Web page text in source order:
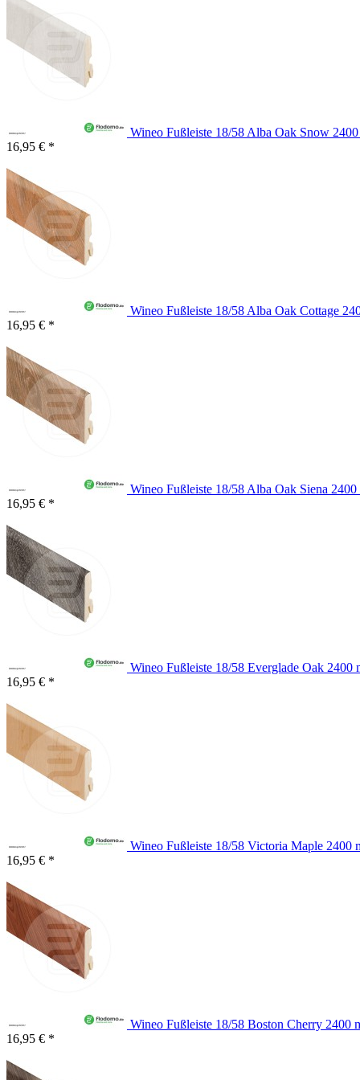
Wineo Fußleiste 18/58 Alba Oak Snow
16,95 € *
Wineo Fußleiste 18/58 Alba Oak Cottage
16,95 € *
Wineo Fußleiste 18/58 Alba Oak Siena 2400
16,95 € *
Wineo Fußleiste 18/58 Everglade Oak 2400
16,95 € *
Wineo Fußleiste 18/58 Victoria Maple 2400
16,95 € *
Wineo Fußleiste 18/58 Boston Cherry 2400
16,95 € *